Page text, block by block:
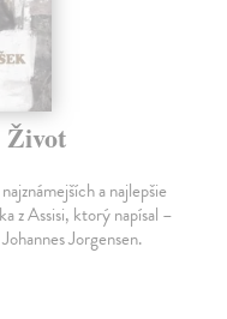
Život
a najlepšie
z Assisi, ktorý napísal –
Jorgensen.